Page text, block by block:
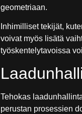
geometriaan.
Inhimilliset tekijät,
voivat myös lisätä
työskentelytavoissa
Tehokas
perustan prosessien